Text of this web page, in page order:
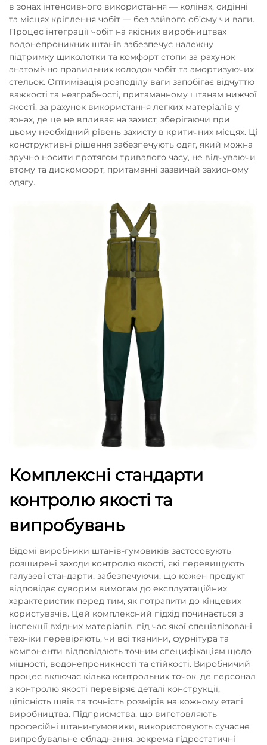
в зонах інтенсивного використання — колінах, сидінні
та місцях кріплення чобіт — без зайвого об’єму чи ваги.
Процес інтеграції чобіт на якісних виробництвах
водонепроникних штанів забезпечує належну
підтримку щиколотки та комфорт стопи за рахунок
анатомічно правильних колодок чобіт та амортизуючих
стельок. Оптимізація розподілу ваги запобігає відчуттю
важкості та незграбності, притаманному штанам нижчої
якості, за рахунок використання легких матеріалів у
зонах, де це не впливає на захист, зберігаючи при
цьому необхідний рівень захисту в критичних місцях. Ці
конструктивні рішення забезпечують одяг, який можна
зручно носити протягом тривалого часу, не відчуваючи
втому та дискомфорт, притаманні зазвичай захисному
одягу.
Комплексні стандарти
контролю якості та
випробувань
Відомі виробники штанів-гумовиків застосовують
розширені заходи контролю якості, які перевищують
галузеві стандарти, забезпечуючи, що кожен продукт
відповідає суворим вимогам до експлуатаційних
характеристик перед тим, як потрапити до кінцевих
користувачів. Цей комплексний підхід починається з
інспекції вхідних матеріалів, під час якої спеціалізовані
техніки перевіряють, чи всі тканини, фурнітура та
компоненти відповідають точним специфікаціям щодо
міцності, водонепроникності та стійкості. Виробничий
процес включає кілька контрольних точок, де персонал
з контролю якості перевіряє деталі конструкції,
цілісність швів та точність розмірів на кожному етапі
виробництва. Підприємства, що виготовляють
професійні штани-гумовики, використовують сучасне
випробувальне обладнання, зокрема гідростатичні